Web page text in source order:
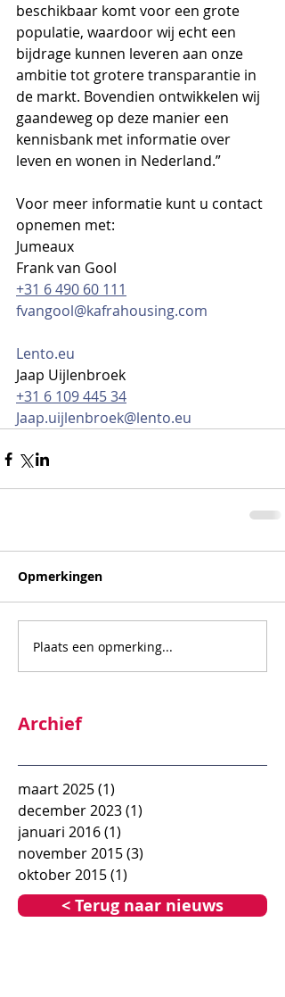
beschikbaar komt voor een grote
populatie, waardoor wij echt een
bijdrage kunnen leveren aan onze
ambitie tot grotere transparantie in
de markt. Bovendien ontwikkelen wij
gaandeweg op deze manier een
kennisbank met informatie over
leven en wonen in Nederland.”
Voor meer informatie kunt u contact
opnemen met:
Jumeaux
Frank van Gool
+31 6 490 60 111
fvangool@kafrahousing.com
Lento.eu
Jaap Uijlenbroek
+31 6 109 445 34
Jaap.uijlenbroek@lento.eu
Opmerkingen
Plaats een opmerking...
Archief
maart 2025(1)
december 2023(1)
januari 2016(1)
november 2015(3)
oktober 2015(1)
< Terug naar nieuws